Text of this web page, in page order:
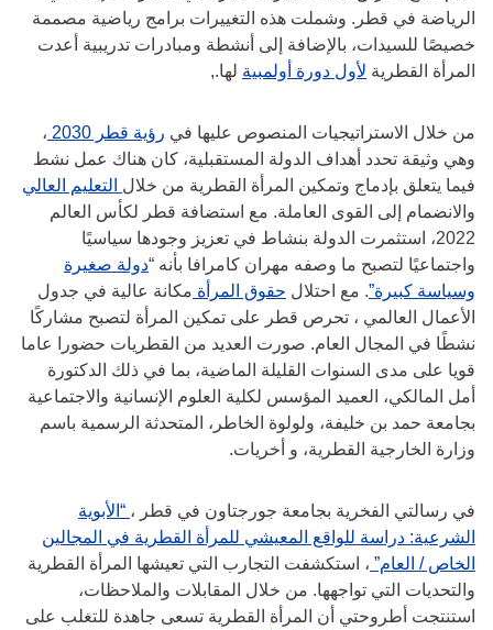
الرياضة في قطر. وشملت هذه التغييرات برامج رياضية مصممة
خصيصًا للسيدات، بالإضافة إلى أنشطة ومبادرات تدريبية أعدت
المرأة القطرية لأول دورة أولمبية لها.,
من خلال الاستراتيجيات المنصوص عليها في رؤية قطر 2030
،
وهي وثيقة تحدد أهداف الدولة المستقبلية، كان هناك عمل نشط
فيما يتعلق بإدماج وتمكين المرأة القطرية من خلال التعليم العالي
والانضمام إلى القوى العاملة. مع استضافة قطر لكأس العالم
2022، استثمرت الدولة بنشاط في تعزيز وجودها سياسيًا
واجتماعيًا لتصبح ما وصفه مهران كامرافا بأنه “دولة صغيرة
وسياسة كبيرة”. مع احتلال حقوق المرأة مكانة عالية في جدول
الأعمال العالمي ، تحرص قطر على تمكين المرأة لتصبح مشاركًا
نشطًا في المجال العام. صورت العديد من القطريات حضورا عاما
قويا على مدى السنوات القليلة الماضية، بما في ذلك الدكتورة
أمل المالكي، العميد المؤسس لكلية العلوم الإنسانية والاجتماعية
بجامعة حمد بن خليفة، ولولوة الخاطر، المتحدثة الرسمية باسم
وزارة الخارجية القطرية، و أخريات.
في رسالتي الفخرية بجامعة جورجتاون في قطر ، “الأبوية
الشرعية: دراسة للواقع المعيشي للمرأة القطرية في المجالين
الخاص / العام” ، استكشفت التجارب التي تعيشها المرأة القطرية
والتحديات التي تواجهها. من خلال المقابلات والملاحظات،
استنتجت أطروحتي أن المرأة القطرية تسعى جاهدة للتغلب على